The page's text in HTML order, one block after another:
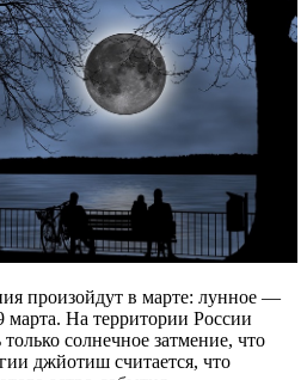
произойдут в марте: лунное —
На территории России
солнечное затмение, что
джйотиш считается, что